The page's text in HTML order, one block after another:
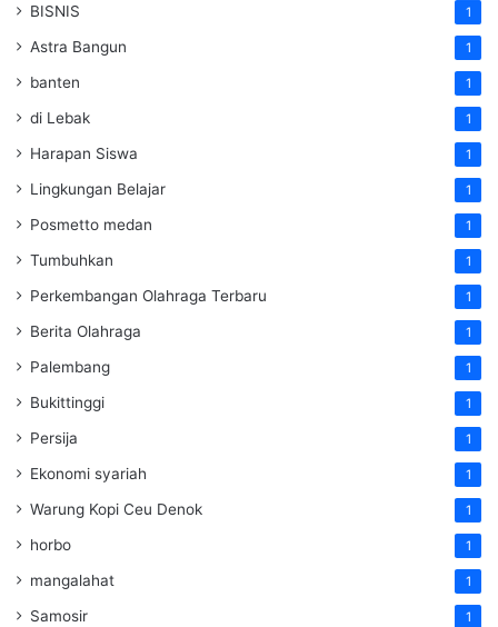
BISNIS 1
Astra Bangun 1
banten 1
di Lebak 1
Harapan Siswa 1
Lingkungan Belajar 1
Posmetto medan 1
Tumbuhkan 1
Perkembangan Olahraga Terbaru 1
Berita Olahraga 1
Palembang 1
Bukittinggi 1
Persija 1
Ekonomi syariah 1
Warung Kopi Ceu Denok 1
horbo 1
mangalahat 1
Samosir 1